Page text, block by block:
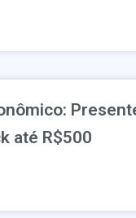
até R$500